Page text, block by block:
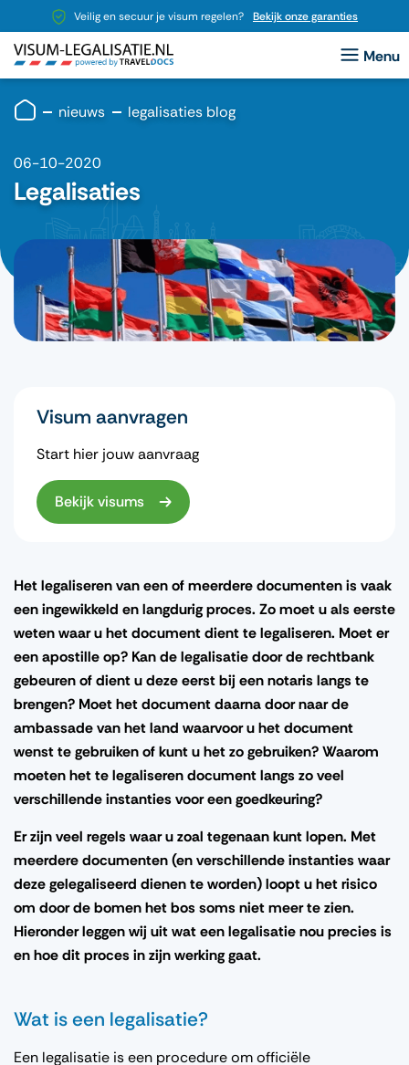
Veilig en secuur je visum regelen? Bekijk onze garanties
nieuws legalisaties blog
06-10-2020
Legalisaties
Visum aanvragen
Start hier jouw aanvraag
Bekijk visums
Het legaliseren van een of meerdere documenten is vaak
een ingewikkeld en langdurig proces. Zo moet u als eerste
weten waar u het document dient te legaliseren. Moet er
een apostille op? Kan de legalisatie door de rechtbank
gebeuren of dient u deze eerst bij een notaris langs te
brengen? Moet het document daarna door naar de
ambassade van het land waarvoor u het document
wenst te gebruiken of kunt u het zo gebruiken? Waarom
moeten het te legaliseren document langs zo veel
verschillende instanties voor een goedkeuring?
Er zijn veel regels waar u zoal tegenaan kunt lopen. Met
meerdere documenten (en verschillende instanties waar
deze gelegaliseerd dienen te worden) loopt u het risico
om door de bomen het bos soms niet meer te zien.
Hieronder leggen wij uit wat een legalisatie nou precies is
en hoe dit proces in zijn werking gaat.
Wat is een legalisatie?
Een legalisatie is een procedure om officiële